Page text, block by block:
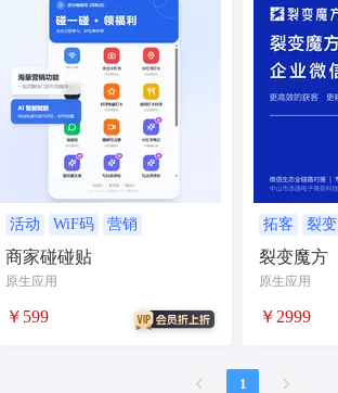
公众号 数据库/中间件
餐饮小程序
流量主变现 ai
AI人工智能
合同 资源变现 商城 ai
游戏 上门
AI音乐
考试小程序
活动 WiF码 营销
商家碰碰贴
原生应用
￥599
拓客 裂变
营销
裂变魔方
原生应用
￥2999
1